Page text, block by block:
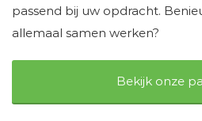
passend bij uw opdracht.
allemaal samen werken?
Bekijk onze